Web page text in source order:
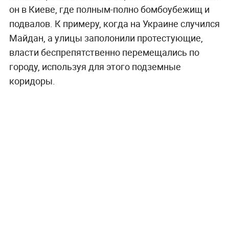
он в Киеве, где полным-полно бомбоубежищ и
подвалов. К примеру, когда на Украине случился
Майдан, а улицы заполонили протестующие,
власти беспрепятственно перемещались по
городу, используя для этого подземные
коридоры.